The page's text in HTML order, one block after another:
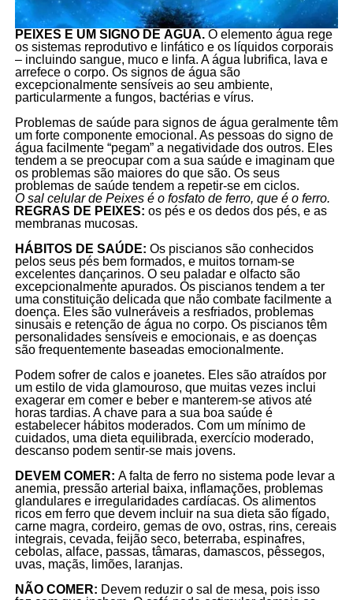
PEIXES É UM SIGNO DE ÁGUA.O elemento água rege
os sistemas reprodutivo e linfático e os líquidos corporais
– incluindo sangue, muco e linfa. A água lubrifica, lava e
arrefece o corpo. Os signos de água são
excepcionalmente sensíveis ao seu ambiente,
particularmente a fungos, bactérias e vírus.
Problemas de saúde para signos de água geralmente têm
um forte componente emocional. As pessoas do signo de
água facilmente “pegam” a negatividade dos outros. Eles
tendem a se preocupar com a sua saúde e imaginam que
os problemas são maiores do que são. Os seus
problemas de saúde tendem a repetir-se em ciclos.
O sal celular de Peixes é o fosfato de ferro, que é o ferro.
REGRAS DE PEIXES: os pés e os dedos dos pés, e as
membranas mucosas.
HÁBITOS DE SAÚDE: Os piscianos são conhecidos
pelos seus pés bem formados, e muitos tornam-se
excelentes dançarinos. O seu paladar e olfacto são
excepcionalmente apurados. Os piscianos tendem a ter
uma constituição delicada que não combate facilmente a
doença. Eles são vulneráveis a resfriados, problemas
sinusais e retenção de água no corpo. Os piscianos têm
personalidades sensíveis e emocionais, e as doenças
são frequentemente baseadas emocionalmente.
Podem sofrer de calos e joanetes. Eles são atraídos por
um estilo de vida glamouroso, que muitas vezes inclui
exagerar em comer e beber e manterem-se ativos até
horas tardias. A chave para a sua boa saúde é
estabelecer hábitos moderados. Com um mínimo de
cuidados, uma dieta equilibrada, exercício moderado,
descanso podem sentir-se mais jovens.
DEVEM COMER: A falta de ferro no sistema pode levar a
anemia, pressão arterial baixa, inflamações, problemas
glandulares e irregularidades cardíacas. Os alimentos
ricos em ferro que devem incluir na sua dieta são fígado,
carne magra, cordeiro, gemas de ovo, ostras, rins, cereais
integrais, cevada, feijão seco, beterraba, espinafres,
cebolas, alface, passas, tâmaras, damascos, pêssegos,
uvas, maçãs, limões, laranjas.
NÃO COMER: Devem reduzir o sal de mesa, pois isso